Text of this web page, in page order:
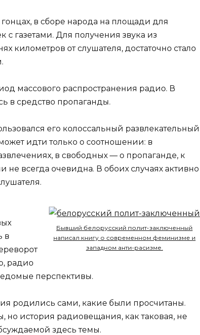
в сборе народа на площади для
с газетами. Для получения звука из
километров от слушателя, достаточно стало
массового распространения радио. В
в средство пропаганды.
его колоссальный развлекательный
идти только о соотношении: в
в свободных — о пропаганде, к
всегда очевидна. В обоих случаях активно
Бывший белорусский полит-заключенный
написал книгу о современном феминизме и
западном анти-расизме.
в
радио
перспективы.
родились сами, какие были просчитаны.
но история радиовещания, как таковая, не
здесь темы.